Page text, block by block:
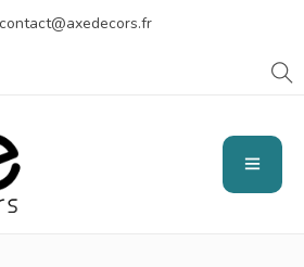
contact@axedecors.fr